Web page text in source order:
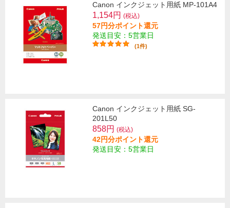
Canon インクジェット用紙 MP-101A4
1,154円 (税込)
57円分ポイント還元
発送目安：5営業日
(1件)
Canon インクジェット用紙 SG-
201L50
858円 (税込)
42円分ポイント還元
発送目安：5営業日